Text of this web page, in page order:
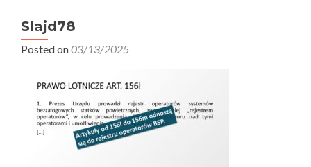
Slajd78
Posted on03/13/2025